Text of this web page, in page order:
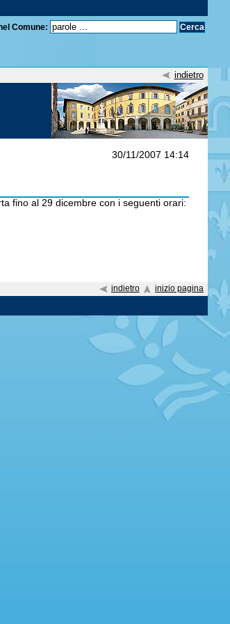
Comune:
indietro
30/11/2007 14:14
fino al 29 dicembre con i seguenti orari:
indietro
inizio pagina